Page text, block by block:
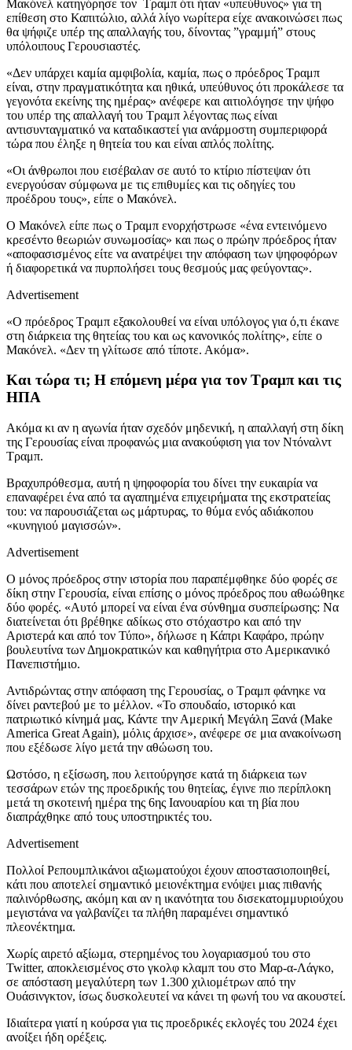
Μακόνελ κατηγόρησε τον Τραμπ ότι ήταν «υπεύθυνος» για τη
επίθεση στο Καπιτώλιο, αλλά λίγο νωρίτερα είχε ανακοινώσει πως
θα ψήφιζε υπέρ της απαλλαγής του, δίνοντας ”γραμμή” στους
υπόλοιπους Γερουσιαστές.
«Δεν υπάρχει καμία αμφιβολία, καμία, πως ο πρόεδρος Τραμπ
είναι, στην πραγματικότητα και ηθικά, υπεύθυνος ότι προκάλεσε τα
γεγονότα εκείνης της ημέρας» ανέφερε και αιτιολόγησε την ψήφο
του υπέρ της απαλλαγή του Τραμπ λέγοντας πως είναι
αντισυνταγματικό να καταδικαστεί για ανάρμοστη συμπεριφορά
τώρα που έληξε η θητεία του και είναι απλός πολίτης.
«Οι άνθρωποι που εισέβαλαν σε αυτό το κτίριο πίστεψαν ότι
ενεργούσαν σύμφωνα με τις επιθυμίες και τις οδηγίες του
προέδρου τους», είπε ο Μακόνελ.
Ο Μακόνελ είπε πως ο Τραμπ ενορχήστρωσε «ένα εντεινόμενο
κρεσέντο θεωριών συνωμοσίας» και πως ο πρώην πρόεδρος ήταν
«αποφασισμένος είτε να ανατρέψει την απόφαση των ψηφοφόρων
ή διαφορετικά να πυρπολήσει τους θεσμούς μας φεύγοντας».
Advertisement
«Ο πρόεδρος Τραμπ εξακολουθεί να είναι υπόλογος για ό,τι έκανε
στη διάρκεια της θητείας του και ως κανονικός πολίτης», είπε ο
Μακόνελ. «Δεν τη γλίτωσε από τίποτε. Ακόμα».
Και τώρα τι; Η επόμενη μέρα για τον Τραμπ και τις
ΗΠΑ
Ακόμα κι αν η αγωνία ήταν σχεδόν μηδενική, η απαλλαγή στη δίκη
της Γερουσίας είναι προφανώς μια ανακούφιση για τον Ντόναλντ
Τραμπ.
Βραχυπρόθεσμα, αυτή η ψηφοφορία του δίνει την ευκαιρία να
επαναφέρει ένα από τα αγαπημένα επιχειρήματα της εκστρατείας
του: να παρουσιάζεται ως μάρτυρας, το θύμα ενός αδιάκοπου
«κυνηγιού μαγισσών».
Advertisement
Ο μόνος πρόεδρος στην ιστορία που παραπέμφθηκε δύο φορές σε
δίκη στην Γερουσία, είναι επίσης ο μόνος πρόεδρος που αθωώθηκε
δύο φορές. «Αυτό μπορεί να είναι ένα σύνθημα συσπείρωσης: Να
διατείνεται ότι βρέθηκε αδίκως στο στόχαστρο και από την
Αριστερά και από τον Τύπο», δήλωσε η Κάπρι Καφάρο, πρώην
βουλευτίνα των Δημοκρατικών και καθηγήτρια στο Αμερικανικό
Πανεπιστήμιο.
Αντιδρώντας στην απόφαση της Γερουσίας, ο Τραμπ φάνηκε να
δίνει ραντεβού με το μέλλον. «Το σπουδαίο, ιστορικό και
πατριωτικό κίνημά μας, Κάντε την Αμερική Μεγάλη Ξανά (Make
America Great Again), μόλις άρχισε», ανέφερε σε μια ανακοίνωση
που εξέδωσε λίγο μετά την αθώωση του.
Ωστόσο, η εξίσωση, που λειτούργησε κατά τη διάρκεια των
τεσσάρων ετών της προεδρικής του θητείας, έγινε πιο περίπλοκη
μετά τη σκοτεινή ημέρα της 6ης Ιανουαρίου και τη βία που
διαπράχθηκε από τους υποστηρικτές του.
Advertisement
Πολλοί Ρεπουμπλικάνοι αξιωματούχοι έχουν αποστασιοποιηθεί,
κάτι που αποτελεί σημαντικό μειονέκτημα ενόψει μιας πιθανής
παλινόρθωσης, ακόμη και αν η ικανότητα του δισεκατομμυριούχου
μεγιστάνα να γαλβανίζει τα πλήθη παραμένει σημαντικό
πλεονέκτημα.
Χωρίς αιρετό αξίωμα, στερημένος του λογαριασμού του στο
Twitter, αποκλεισμένος στο γκολφ κλαμπ του στο Μαρ-α-Λάγκο,
σε απόσταση μεγαλύτερη των 1.300 χιλιομέτρων από την
Ουάσινγκτον, ίσως δυσκολευτεί να κάνει τη φωνή του να ακουστεί.
Ιδιαίτερα γιατί η κούρσα για τις προεδρικές εκλογές του 2024 έχει
ανοίξει ήδη ορέξεις.